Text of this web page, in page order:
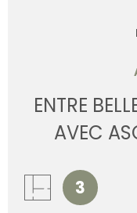
ENTRE
AVEC
3